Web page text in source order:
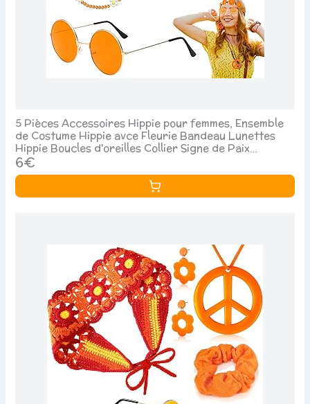
5 Pièces Accessoires Hippie pour femmes, Ensemble
de Costume Hippie avce Fleurie Bandeau Lunettes
Hippie Boucles d'oreilles Collier Signe de Paix
Bracelet pour Musique Fête des Années 60 70
6€